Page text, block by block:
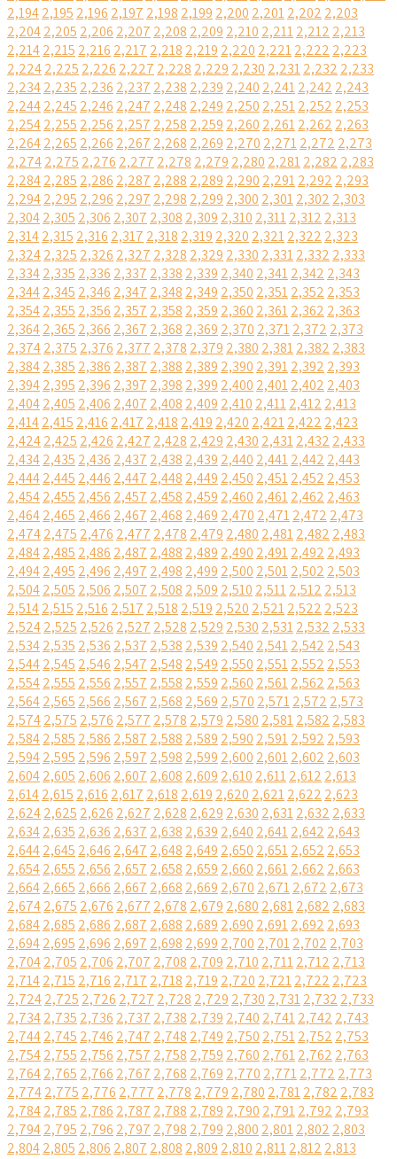
2,1942,195 2,196 2,197 2,198 2,199 2,200 2,2012,202 2,203
2,2042,205 2,206 2,207 2,208 2,209 2,210 2,2112,212 2,213
2,2142,215 2,216 2,217 2,218 2,219 2,220 2,2212,222 2,223
2,2242,225 2,226 2,227 2,228 2,229 2,230 2,2312,232 2,233
2,2342,235 2,236 2,237 2,238 2,239 2,240 2,2412,242 2,243
2,2442,245 2,246 2,247 2,248 2,249 2,250 2,2512,252 2,253
2,2542,255 2,256 2,257 2,258 2,259 2,260 2,2612,262 2,263
2,2642,265 2,266 2,267 2,268 2,269 2,270 2,2712,272 2,273
2,2742,275 2,276 2,277 2,278 2,279 2,280 2,2812,282 2,283
2,2842,285 2,286 2,287 2,288 2,289 2,290 2,2912,292 2,293
2,2942,295 2,296 2,297 2,298 2,299 2,300 2,3012,302 2,303
2,3042,305 2,306 2,307 2,308 2,309 2,310 2,3112,312 2,313
2,3142,315 2,316 2,317 2,318 2,319 2,320 2,3212,322 2,323
2,3242,325 2,326 2,327 2,328 2,329 2,330 2,3312,332 2,333
2,3342,335 2,336 2,337 2,338 2,339 2,340 2,3412,342 2,343
2,3442,345 2,346 2,347 2,348 2,349 2,350 2,3512,352 2,353
2,3542,355 2,356 2,357 2,358 2,359 2,360 2,3612,362 2,363
2,3642,365 2,366 2,367 2,368 2,369 2,370 2,3712,372 2,373
2,3742,375 2,376 2,377 2,378 2,379 2,380 2,3812,382 2,383
2,3842,385 2,386 2,387 2,388 2,389 2,390 2,3912,392 2,393
2,3942,395 2,396 2,397 2,398 2,399 2,400 2,4012,402 2,403
2,4042,405 2,406 2,407 2,408 2,409 2,410 2,4112,412 2,413
2,4142,415 2,416 2,417 2,418 2,419 2,420 2,4212,422 2,423
2,4242,425 2,426 2,427 2,428 2,429 2,430 2,4312,432 2,433
2,4342,435 2,436 2,437 2,438 2,439 2,440 2,4412,442 2,443
2,4442,445 2,446 2,447 2,448 2,449 2,450 2,4512,452 2,453
2,4542,455 2,456 2,457 2,458 2,459 2,460 2,4612,462 2,463
2,4642,465 2,466 2,467 2,468 2,469 2,470 2,4712,472 2,473
2,4742,475 2,476 2,477 2,478 2,479 2,480 2,4812,482 2,483
2,4842,485 2,486 2,487 2,488 2,489 2,490 2,4912,492 2,493
2,4942,495 2,496 2,497 2,498 2,499 2,500 2,5012,502 2,503
2,5042,505 2,506 2,507 2,508 2,509 2,510 2,5112,512 2,513
2,5142,515 2,516 2,517 2,518 2,519 2,520 2,5212,522 2,523
2,5242,525 2,526 2,527 2,528 2,529 2,530 2,5312,532 2,533
2,5342,535 2,536 2,537 2,538 2,539 2,540 2,5412,542 2,543
2,5442,545 2,546 2,547 2,548 2,549 2,550 2,5512,552 2,553
2,5542,555 2,556 2,557 2,558 2,559 2,560 2,5612,562 2,563
2,5642,565 2,566 2,567 2,568 2,569 2,570 2,5712,572 2,573
2,5742,575 2,576 2,577 2,578 2,579 2,580 2,5812,582 2,583
2,5842,585 2,586 2,587 2,588 2,589 2,590 2,5912,592 2,593
2,5942,595 2,596 2,597 2,598 2,599 2,600 2,6012,602 2,603
2,6042,605 2,606 2,607 2,608 2,609 2,610 2,6112,612 2,613
2,6142,615 2,616 2,617 2,618 2,619 2,620 2,6212,622 2,623
2,6242,625 2,626 2,627 2,628 2,629 2,630 2,6312,632 2,633
2,6342,635 2,636 2,637 2,638 2,639 2,640 2,6412,642 2,643
2,6442,645 2,646 2,647 2,648 2,649 2,650 2,6512,652 2,653
2,6542,655 2,656 2,657 2,658 2,659 2,660 2,6612,662 2,663
2,6642,665 2,666 2,667 2,668 2,669 2,670 2,6712,672 2,673
2,6742,675 2,676 2,677 2,678 2,679 2,680 2,6812,682 2,683
2,6842,685 2,686 2,687 2,688 2,689 2,690 2,6912,692 2,693
2,6942,695 2,696 2,697 2,698 2,699 2,700 2,7012,702 2,703
2,7042,705 2,706 2,707 2,708 2,709 2,710 2,7112,712 2,713
2,7142,715 2,716 2,717 2,718 2,719 2,720 2,7212,722 2,723
2,7242,725 2,726 2,727 2,728 2,729 2,730 2,7312,732 2,733
2,7342,735 2,736 2,737 2,738 2,739 2,740 2,7412,742 2,743
2,7442,745 2,746 2,747 2,748 2,749 2,750 2,7512,752 2,753
2,7542,755 2,756 2,757 2,758 2,759 2,760 2,7612,762 2,763
2,7642,765 2,766 2,767 2,768 2,769 2,770 2,7712,772 2,773
2,7742,775 2,776 2,777 2,778 2,779 2,780 2,7812,782 2,783
2,7842,785 2,786 2,787 2,788 2,789 2,790 2,7912,792 2,793
2,7942,795 2,796 2,797 2,798 2,799 2,800 2,8012,802 2,803
2,8042,805 2,806 2,807 2,808 2,809 2,810 2,8112,812 2,813